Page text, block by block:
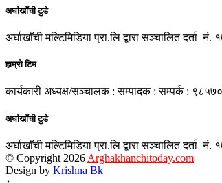
अर्घाखाँची टुडे
अर्घाखाँची मल्टिमिडिया प्रा.लि द्वारा सञ्चालित दर्ता
हाम्रो टिम
कार्यकारी अध्यक्ष/सञ्चालक : सम्पादक : सम्पर्क :
अर्घाखाँची टुडे
अर्घाखाँची मल्टिमिडिया प्रा.लि द्वारा सञ्चालित दर्ता
© Copyright 2026 Arghakhanchitoday.com
Design by Krishna Bk